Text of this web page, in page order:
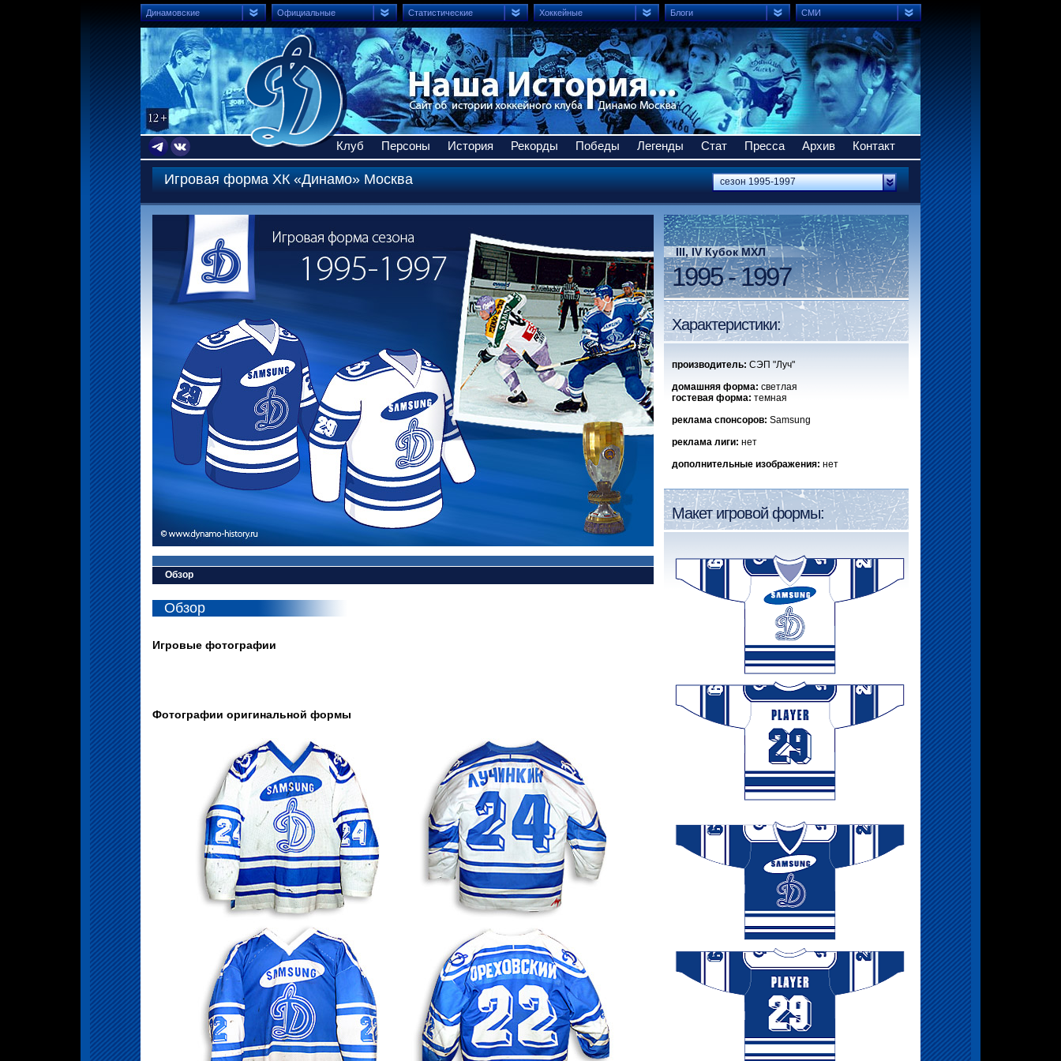
Динамовские Официальные Статистические Хоккейные Блоги СМИ
Клуб Персоны История Рекорды Победы Легенды Стат Пресса Архив Контакт
Игровая форма ХК «Динамо» Москва сезон 1995-1997
Обзор
Обзор
Игровые фотографии
Фотографии оригинальной формы
III, IV Кубок МХЛ
1995 - 1997
Характеристики:
производитель: СЭП "Луч"
домашняя форма: светлая
гостевая форма: темная
реклама спонсоров: Samsung
реклама лиги: нет
дополнительные изображения: нет
Макет игровой формы: